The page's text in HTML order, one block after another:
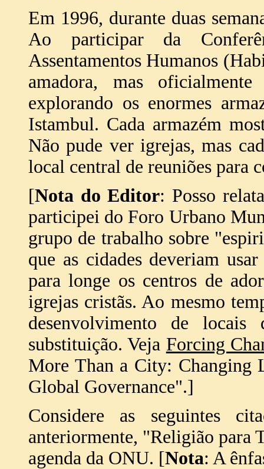
Em 1996, durante duas
Ao participar da
Assentamentos Humanos
amadora, mas
explorando os enormes
Istambul. Cada armazém
Não pude ver igrejas, mas
local central de reuniões para
[Nota do Editor: Posso
participei do Foro Urbano
grupo de trabalho sobre
que as cidades deveriam
para longe os centros de
igrejas cristãs. Ao mesmo
desenvolvimento de locais
substituição. Veja Forcing
More Than a City: Changing
Global Governance".]
Considere as seguintes
anteriormente, "Religião para
agenda da ONU. [Nota: A